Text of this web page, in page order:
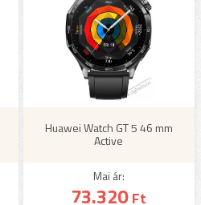
Huawei Watch GT 5 46 mm
Active
Mai ár:
73.320Ft